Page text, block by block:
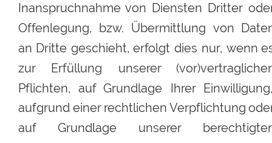
Inanspruchnahme von Diensten Dritter
Offenlegung, bzw. Übermittlung von
an Dritte geschieht, erfolgt dies nur, wenn
zur
Erfüllung unserer
Pflichten, auf Grundlage Ihrer
aufgrund einer rechtlichen Verpflichtung
auf
Grundlage unserer